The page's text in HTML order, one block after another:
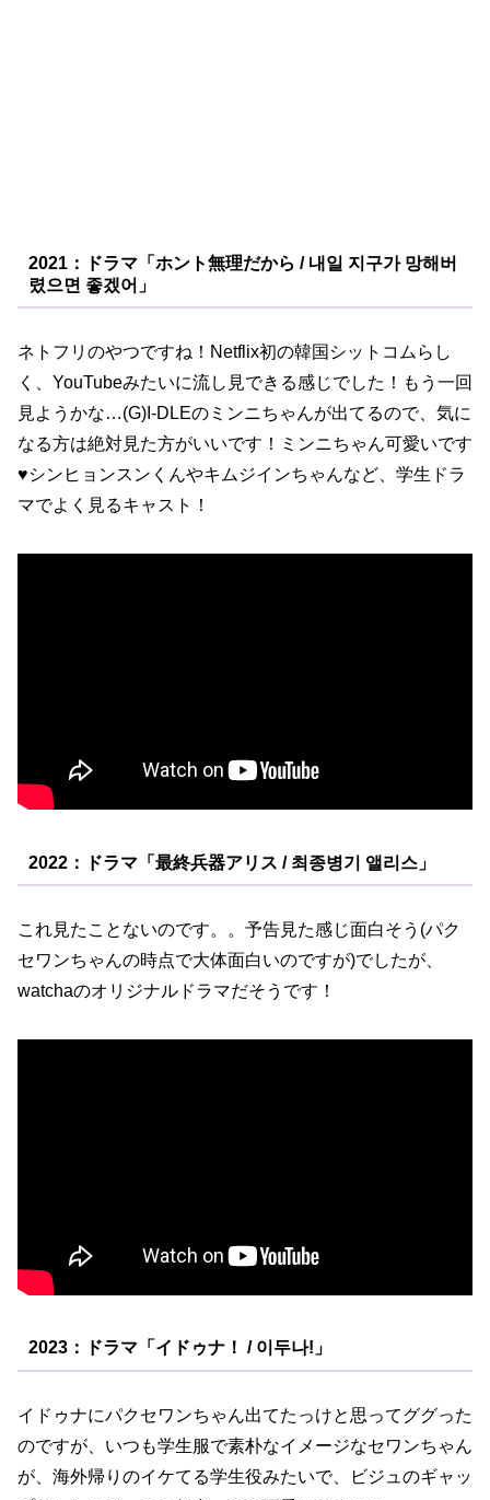
2021：ドラマ「ホント無理だから / 내일 지구가 망해버
렸으면 좋겠어」
ネトフリのやつですね！Netflix初の韓国シットコムらし
く、YouTubeみたいに流し見できる感じでした！もう一回
見ようかな…(G)I-DLEのミンニちゃんが出てるので、気に
なる方は絶対見た方がいいです！ミンニちゃん可愛いです
♥️シンヒョンスンくんやキムジインちゃんなど、学生ドラ
マでよく見るキャスト！
2022：ドラマ「最終兵器アリス / 최종병기 앨리스」
これ見たことないのです。。予告見た感じ面白そう(パク
セワンちゃんの時点で大体面白いのですが)でしたが、
watchaのオリジナルドラマだそうです！
2023：ドラマ「イドゥナ！ / 이두나!」
イドゥナにパクセワンちゃん出てたっけと思ってググった
のですが、いつも学生服で素朴なイメージなセワンちゃん
が、海外帰りのイケてる学生役みたいで、ビジュのギャッ